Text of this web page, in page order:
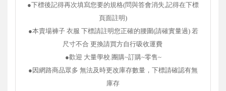
●下標後記得再次填寫您要的規格(問與答會消失,記得在下標
頁面註明)
●本賣場褲子 衣服 下標請註明您正確的腰圍(請確實量過) 若
尺寸不合 更換請買方自行吸收運費
●歡迎 大量學校.團購~訂購~零售~
●因網路商品眾多 無法及時更改庫存數量， 下標請確認有無
庫存